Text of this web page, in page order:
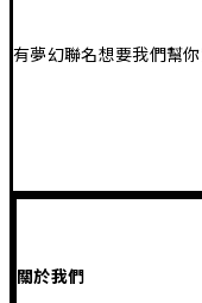
有夢幻聯名想要我們幫
關於我們